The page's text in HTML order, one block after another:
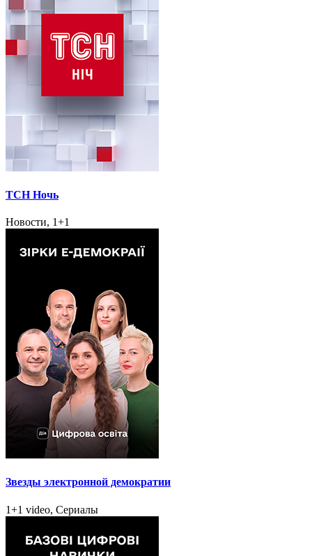
ТСН Ночь
Новости, 1+1
Звезды электронной демократии
1+1 video, Сериалы